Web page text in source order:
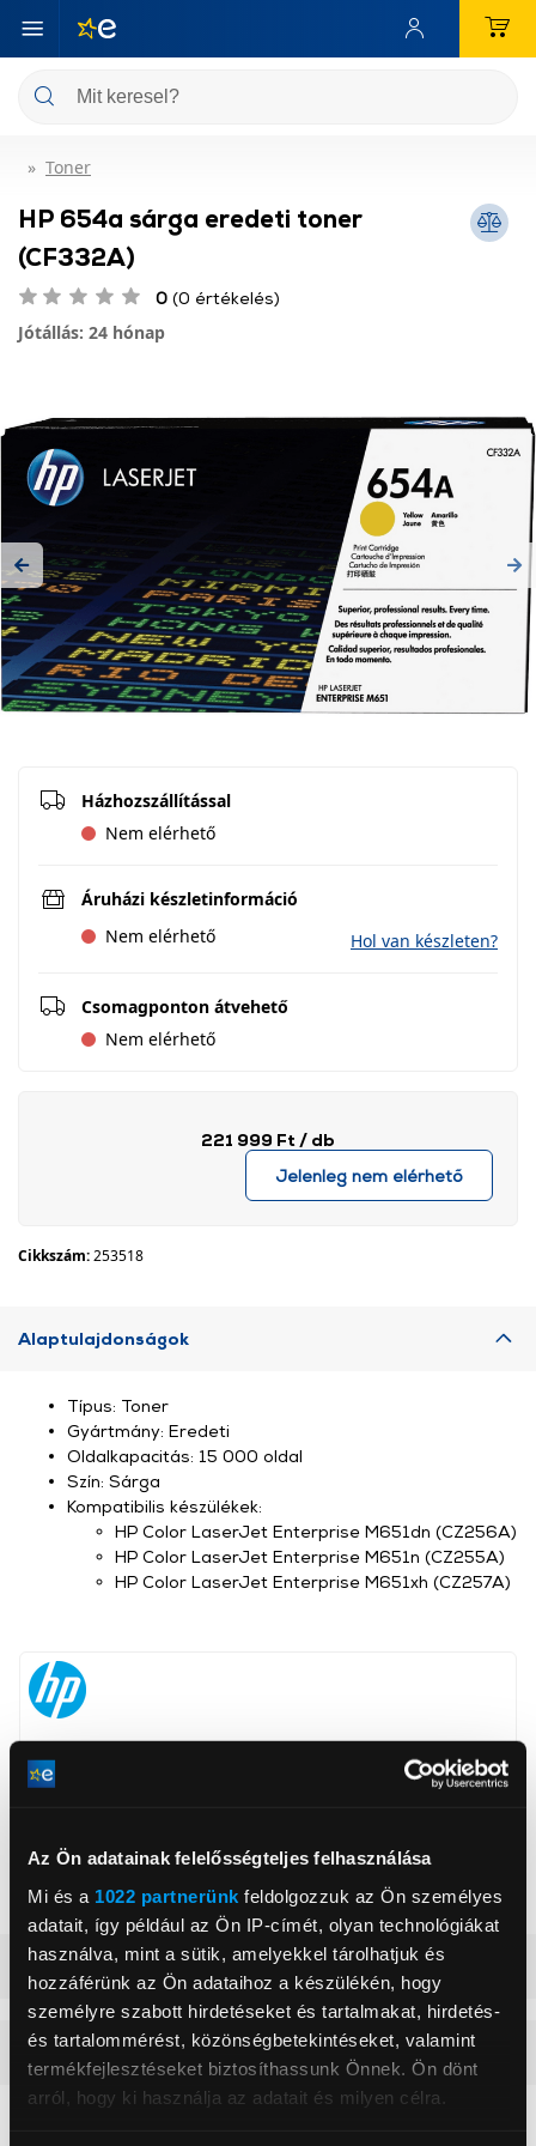
Az Ön adatainak felelősségteljes felhasználása
Mi és a 1022 partnerünk feldolgozzuk az Ön személyes
adatait, így például az Ön IP-címét, olyan technológiákat
használva, mint a sütik, amelyekkel tárolhatjuk és
hozzáférünk az Ön adataihoz a készülékén, hogy
személyre szabott hirdetéseket és tartalmakat, hirdetés-
és tartalommérést, közönségbetekintéseket, valamint
termékfejlesztéseket biztosíthassunk Önnek. Ön dönt
arról, hogy ki használja az adatait és milyen célra.
Toner
HP 654a sárga eredeti toner
(CF332A)
0 (0 értékelés)
Jótállás: 24 hónap
Previous
Házhozszállítással
Nem elérhető
Áruházi készletinformáció
Nem elérhető
Hol van készleten?
Csomagponton átvehető
Nem elérhető
221 999 Ft / db
Jelenleg nem elérhető
Cikkszám:253518
Alaptulajdonságok
HP Inc Magyarország Kft.
www8.hp.com/hu
1138, Budapest, Népfürdő 22
Szín
Sárga
Gyári
Igen
Típus: Toner
Gyártmány: Eredeti
Oldalkapacitás: 15 000 oldal
Szín: Sárga
Kompatibilis készülékek:
HP Color LaserJet Enterprise M651dn (CZ256A)
HP Color LaserJet Enterprise M651n (CZ255A)
HP Color LaserJet Enterprise M651xh (CZ257A)
Részletes ismertető
Vásárlói vélemények(0)